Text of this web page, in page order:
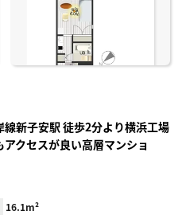
線新子安駅 徒歩2分より横浜工場
クセスが良い高層マンショ
16.1m²